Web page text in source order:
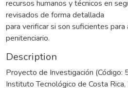
recursos humanos y técnicos en
revisados de forma detallada
para verificar si son suficientes
penitenciario.
Description
Proyecto de Investigación
Instituto Tecnológico de Costa